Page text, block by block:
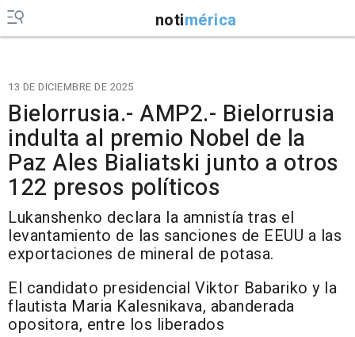
notimérica
13 DE DICIEMBRE DE 2025
Bielorrusia.- AMP2.- Bielorrusia
indulta al premio Nobel de la
Paz Ales Bialiatski junto a otros
122 presos políticos
Lukanshenko declara la amnistía tras el
levantamiento de las sanciones de EEUU a las
exportaciones de mineral de potasa.
El candidato presidencial Viktor Babariko y la
flautista Maria Kalesnikava, abanderada
opositora, entre los liberados